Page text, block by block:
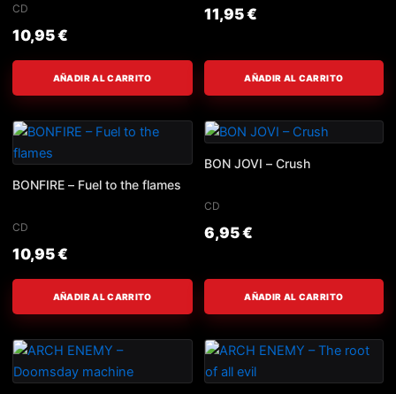
CD
10,95€
AÑADIR AL CARRITO
11,95€
AÑADIR AL CARRITO
BONFIRE – Fuel to the flames
CD
10,95€
AÑADIR AL CARRITO
BON JOVI – Crush
CD
6,95€
AÑADIR AL CARRITO